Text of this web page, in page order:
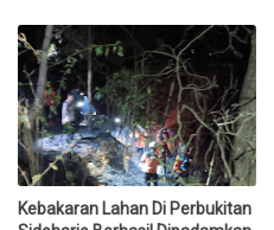
Kebakaran Lahan Di Perbukitan